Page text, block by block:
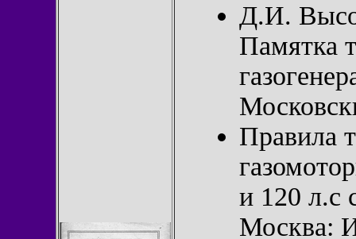
Д.И.
Памятка
Правила
и 120 л.с
Москва: